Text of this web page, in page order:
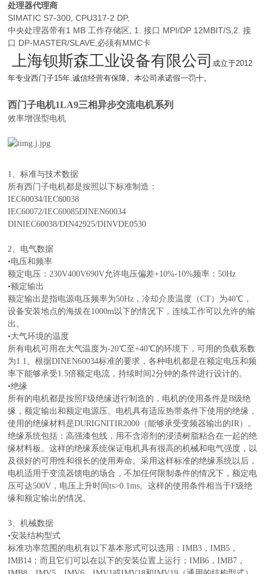
处理器代理商
SIMATIC S7-300, CPU317-2 DP,
中央处理器带有1 MB 工作存储区, 1. 接口 MPI/DP 12MBIT/S,2. 接
口 DP-MASTER/SLAVE,必须有MMC卡
上海钡斯森工业设备有限公司 成立于2012
年专业西门子15年.诚信经营有保障。本公司承诺假一罚十。
西门子电机1LA9三相异步交流电机系列
效率增强型电机
1、标准与技术数据
所有西门子电机都是按照以下标准制造：
IEC60034/IEC60038
IEC60072/IEC60085DINEN60034
DINIEC60038/DIN42925/DINVDE0530
2、电气数据
•电压和频率
额定电压：230V400V690V允许电压偏差+10%-10%频率：50Hz
•额定输出
额定输出是指电源电压频率为50Hz，冷却介质温度（CT）为40℃，
设备安装地点的海拔在1000m以下的情况下，连续工作可以允许的输
出。
•大气环境的温度
所有电机可用在大气温度为-20℃至+40℃的环境下，可用的负载系数
为1.1。根据DINEN60034标准的要求，各种电机都是在额定电压和频
率下能够承受1.5倍额定电流，持续时间2分钟的条件进行设计的。
•绝缘
所有的电机都是按照F级绝缘进行制造的，电机的使用条件是B级绝
缘，额定输出和额定电源压。电机具有适应热带条件下使用的绝缘，
使用的绝缘材料是DURIGNITIR2000（能够承受变频器输出的IR）。
绝缘系统包括：高强漆包线，用不含溶剂的浸渍树脂粘合在一起的绝
缘材料板。这样的绝缘系统保证电机具有很高的机械和电气强度，以
及很好的可用性和很长的使用寿命。采用这样标准的绝缘系统以后，
电机适用于变流器馈电的场合，不加任何限制条件的情况下，额定电
压可达500V，电压上升时间ts>0.1ms。这样的使用条件相当于F级绝
缘和额定输出的情况。
3、机械数据
•安装结构型式
标准功率范围的电机有以下基本形式可以选用：IMB3，IMB5，
IMB14；而且它们可以在以下的安装位置上运行；IMB6，IMB7，